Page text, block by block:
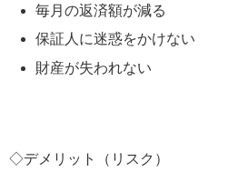
毎月の返済額が減る
保証人に迷惑をかけない
財産が失われない
◇デメリット（リスク）